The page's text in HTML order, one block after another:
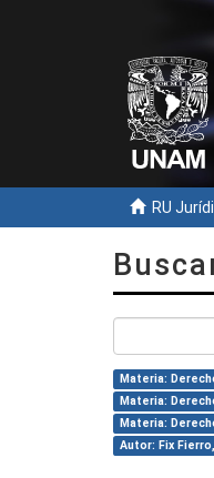
RU
Materia:
Materia:
Materia:
Autor: Fix